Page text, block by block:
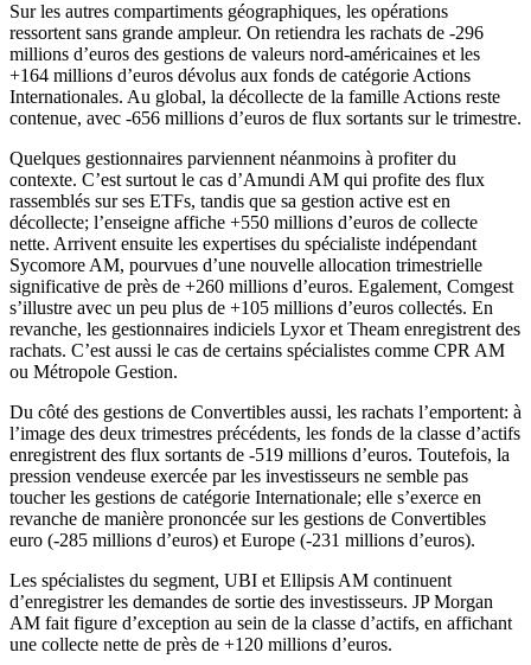
Sur les autres compartiments géographiques, les opérations
ressortent sans grande ampleur. On retiendra les rachats de -296
millions d’euros des gestions de valeurs nord-américaines et les
+164 millions d’euros dévolus aux fonds de catégorie Actions
Internationales. Au global, la décollecte de la famille Actions reste
contenue, avec -656 millions d’euros de flux sortants sur le trimestre.
Quelques gestionnaires parviennent néanmoins à profiter du
contexte. C’est surtout le cas d’Amundi AM qui profite des flux
rassemblés sur ses ETFs, tandis que sa gestion active est en
décollecte; l’enseigne affiche +550 millions d’euros de collecte
nette. Arrivent ensuite les expertises du spécialiste indépendant
Sycomore AM, pourvues d’une nouvelle allocation trimestrielle
significative de près de +260 millions d’euros. Egalement, Comgest
s’illustre avec un peu plus de +105 millions d’euros collectés. En
revanche, les gestionnaires indiciels Lyxor et Theam enregistrent des
rachats. C’est aussi le cas de certains spécialistes comme CPR AM
ou Métropole Gestion.
Du côté des gestions de Convertibles aussi, les rachats l’emportent: à
l’image des deux trimestres précédents, les fonds de la classe d’actifs
enregistrent des flux sortants de -519 millions d’euros. Toutefois, la
pression vendeuse exercée par les investisseurs ne semble pas
toucher les gestions de catégorie Internationale; elle s’exerce en
revanche de manière prononcée sur les gestions de Convertibles
euro (-285 millions d’euros) et Europe (-231 millions d’euros).
Les spécialistes du segment, UBI et Ellipsis AM continuent
d’enregistrer les demandes de sortie des investisseurs. JP Morgan
AM fait figure d’exception au sein de la classe d’actifs, en affichant
une collecte nette de près de +120 millions d’euros.